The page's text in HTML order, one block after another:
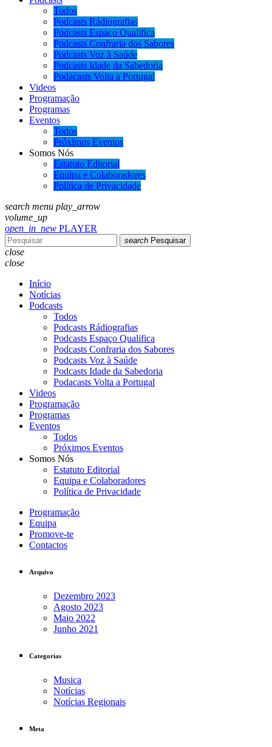
Todos
Podcasts Rádiografias
Podcasts Espaço Qualifica
Podcasts Confraria dos Sabores
Podcasts Voz à Saúde
Podcasts Idade da Sabedoria
Podacasts Volta a Portugal
Videos
Programação
Programas
Eventos
Todos
Próximos Eventos
Somos Nós
Estatuto Editorial
Equipa e Colaboradores
Política de Privacidade
search menu play_arrow
volume_up
open_in_new PLAYER
search Pesquisar
close
close
Início
Notícias
Podcasts
Todos
Podcasts Rádiografias
Podcasts Espaço Qualifica
Podcasts Confraria dos Sabores
Podcasts Voz à Saúde
Podcasts Idade da Sabedoria
Podacasts Volta a Portugal
Videos
Programação
Programas
Eventos
Todos
Próximos Eventos
Somos Nós
Estatuto Editorial
Equipa e Colaboradores
Política de Privacidade
Programação
Equipa
Promove-te
Contactos
Arquivo
Dezembro 2023
Agosto 2023
Maio 2022
Junho 2021
Categorias
Musica
Notícias
Notícias Regionais
Meta